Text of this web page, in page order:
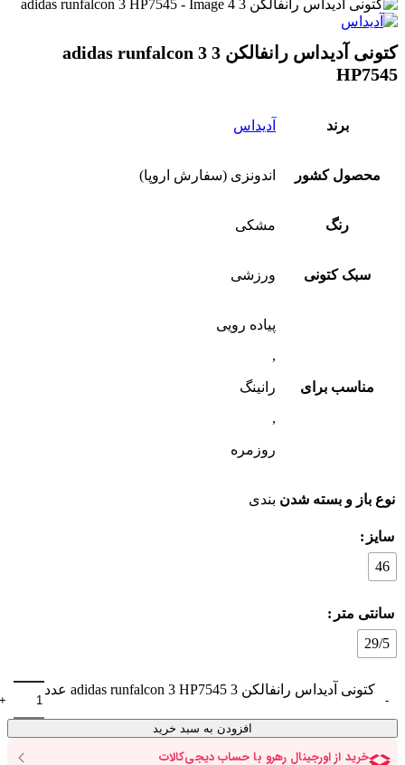
کتونی آدیداس رانفالکن 3 adidas runfalcon 3
HP7545
برند آدیداس
محصول کشور اندونزی (سفارش اروپا)
رنگ مشکی
سبک کتونی ورزشی
مناسب برای
پیاده رویی
,
رانینگ
,
روزمره
نوع باز و بسته شدن بندی
سایز
46
سانتی متر
29/5
کتونی آدیداس رانفالکن 3 adidas runfalcon 3 HP7545 عدد
افزودن به سبد خرید